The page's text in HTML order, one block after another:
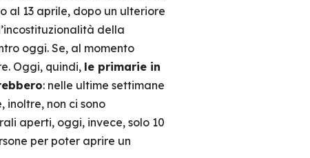
al 13 aprile, dopo un ulteriore
della
oggi. Se, al momento
Oggi, quindi, le primarie in
: nelle ultime settimane
inoltre, non ci sono
aperti, oggi, invece, solo 10
per poter aprire un